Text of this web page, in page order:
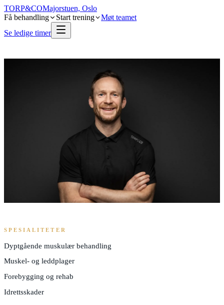
TORP&COMajorstuen, Oslo
Få behandling
Start trening
Møt teamet
Se ledige timer
SPESIALITETER
Dyptgående muskulær behandling
Muskel- og leddplager
Forebygging og rehab
Idrettsskader